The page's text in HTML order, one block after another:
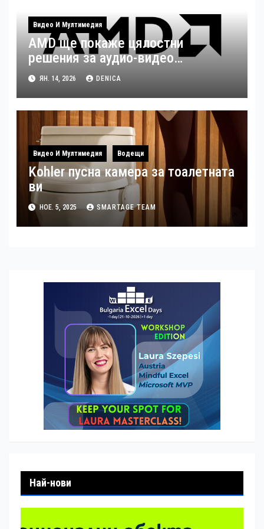
Видео И Мултимедия
AMD ще покаже цялостни
решения за аудио-видео
излъчвания по време на ISE 2026
ЯН. 14, 2026 DENICA
Видео И Мултимедия Водещи
Kohler пусна камера за тоалетната
ви
НОЕ. 5, 2025 SMARTAGE TEAM
Най-нови